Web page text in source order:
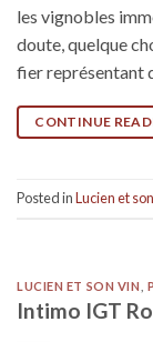
les vignobles
doute, quelque
fier représentant
CONTINUE
Posted inLucien et
LUCIEN ET SON VIN
Intimo IGT